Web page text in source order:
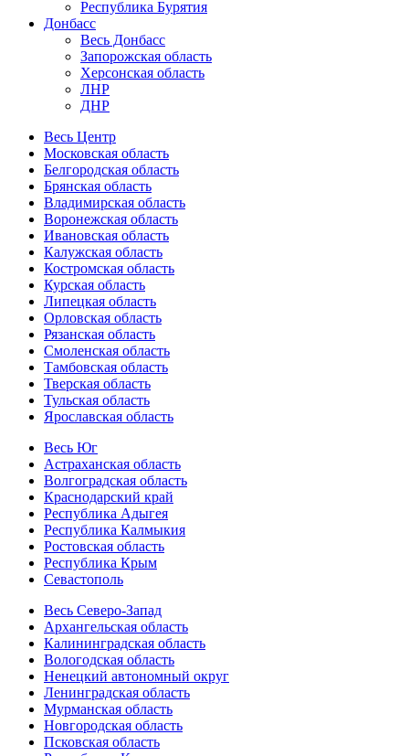
Республика Бурятия
Донбасс
Весь Донбасс
Запорожская область
Херсонская область
ЛНР
ДНР
Весь Центр
Московская область
Белгородская область
Брянская область
Владимирская область
Воронежская область
Ивановская область
Калужская область
Костромская область
Курская область
Липецкая область
Орловская область
Рязанская область
Смоленская область
Тамбовская область
Тверская область
Тульская область
Ярославская область
Весь Юг
Астраханская область
Волгоградская область
Краснодарский край
Республика Адыгея
Республика Калмыкия
Ростовская область
Республика Крым
Севастополь
Весь Северо-Запад
Архангельская область
Калининградская область
Вологодская область
Ненецкий автономный округ
Ленинградская область
Мурманская область
Новгородская область
Псковская область